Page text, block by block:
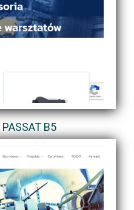
PASSAT B5